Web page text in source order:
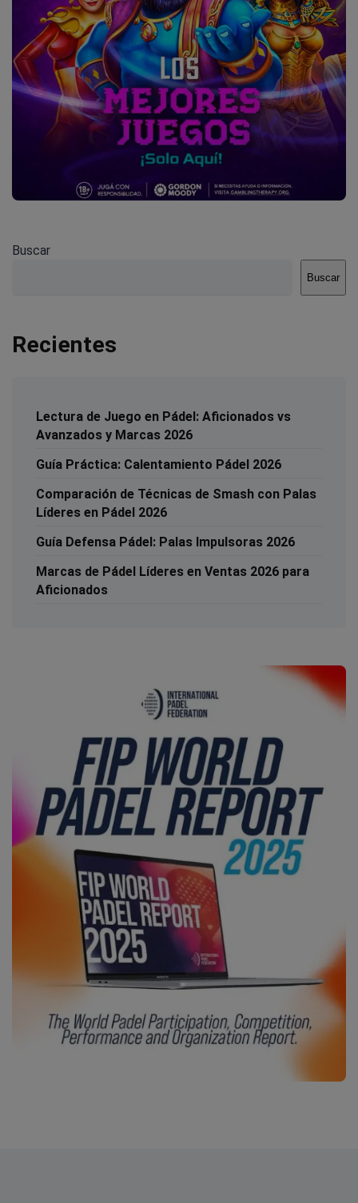
Buscar
Buscar
Recientes
Lectura de Juego en Pádel: Aficionados vs
Avanzados y Marcas 2026
Guía Práctica: Calentamiento Pádel 2026
Comparación de Técnicas de Smash con Palas
Líderes en Pádel 2026
Guía Defensa Pádel: Palas Impulsoras 2026
Marcas de Pádel Líderes en Ventas 2026 para
Aficionados